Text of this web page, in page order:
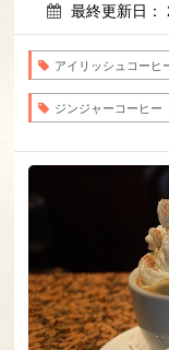
最終更新日：
アイリッシュコーヒ
ジンジャーコーヒー